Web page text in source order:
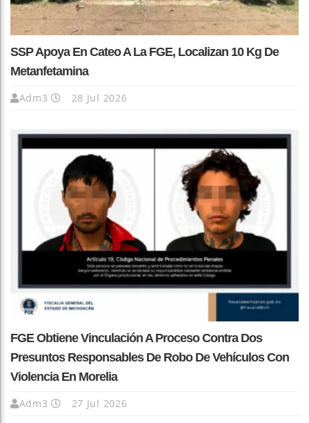
SSP Apoya En Cateo A La FGE, Localizan 10 Kg De
Metanfetamina
Adm3 28 Jul 2026
FGE Obtiene Vinculación A Proceso Contra Dos
Presuntos Responsables De Robo De Vehículos Con
Violencia En Morelia
Adm3 27 Jul 2026